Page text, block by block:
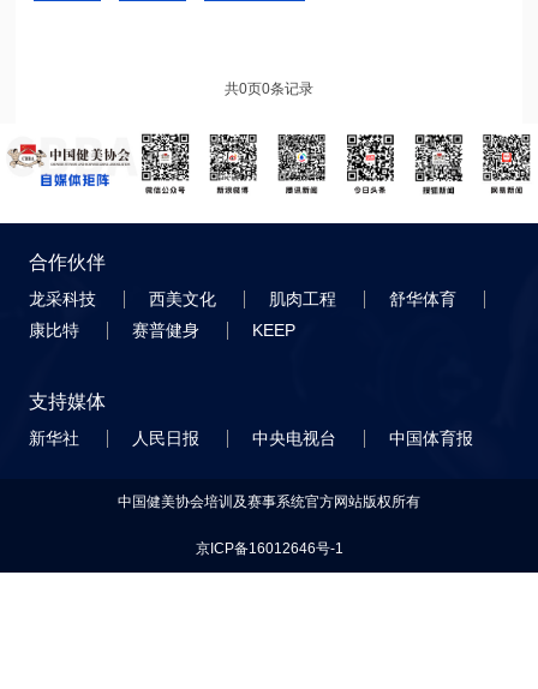
共0页0条记录
合作伙伴
龙采科技 西美文化 肌肉工程
舒华体育
康比特
赛普健身 KEEP
支持媒体
新华社 人民日报 中央电视台 中国体育报
中国健美协会培训及赛事系统官方网站版权所有
京ICP备16012646号-1